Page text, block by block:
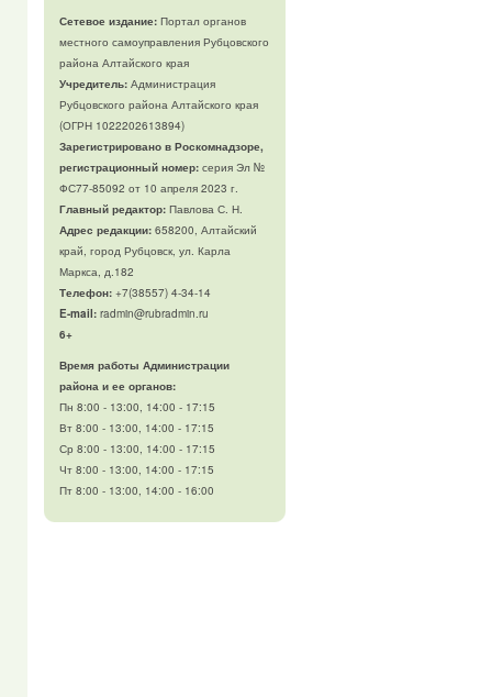
Сетевое издание:Портал органов
местного самоуправления Рубцовского
района Алтайского края
Учредитель:Администрация
Рубцовского района Алтайского края
(ОГРН 1022202613894)
Зарегистрировано в Роскомнадзоре,
регистрационный номер:серия Эл №
ФС77-85092 от 10 апреля 2023 г.
Главный редактор:Павлова С. Н.
Адрес редакции:658200, Алтайский
край, город Рубцовск, ул. Карла
Маркса, д.182
Телефон:+7(38557) 4-34-14
E-mail:radmin@rubradmin.ru
6+
Время работы Администрации
района и ее органов:
Пн 8:00 - 13:00, 14:00 - 17:15
Вт 8:00 - 13:00, 14:00 - 17:15
Ср 8:00 - 13:00, 14:00 - 17:15
Чт 8:00 - 13:00, 14:00 - 17:15
Пт 8:00 - 13:00, 14:00 - 16:00